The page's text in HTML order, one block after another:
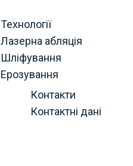
Технології
Лазерна абляція
Шліфування
Ерозування
Контакти
Контактні дані